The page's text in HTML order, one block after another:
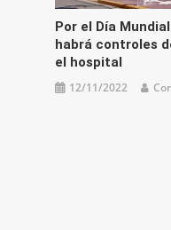
Por el Día
habrá controles
el hospital
12/11/2022